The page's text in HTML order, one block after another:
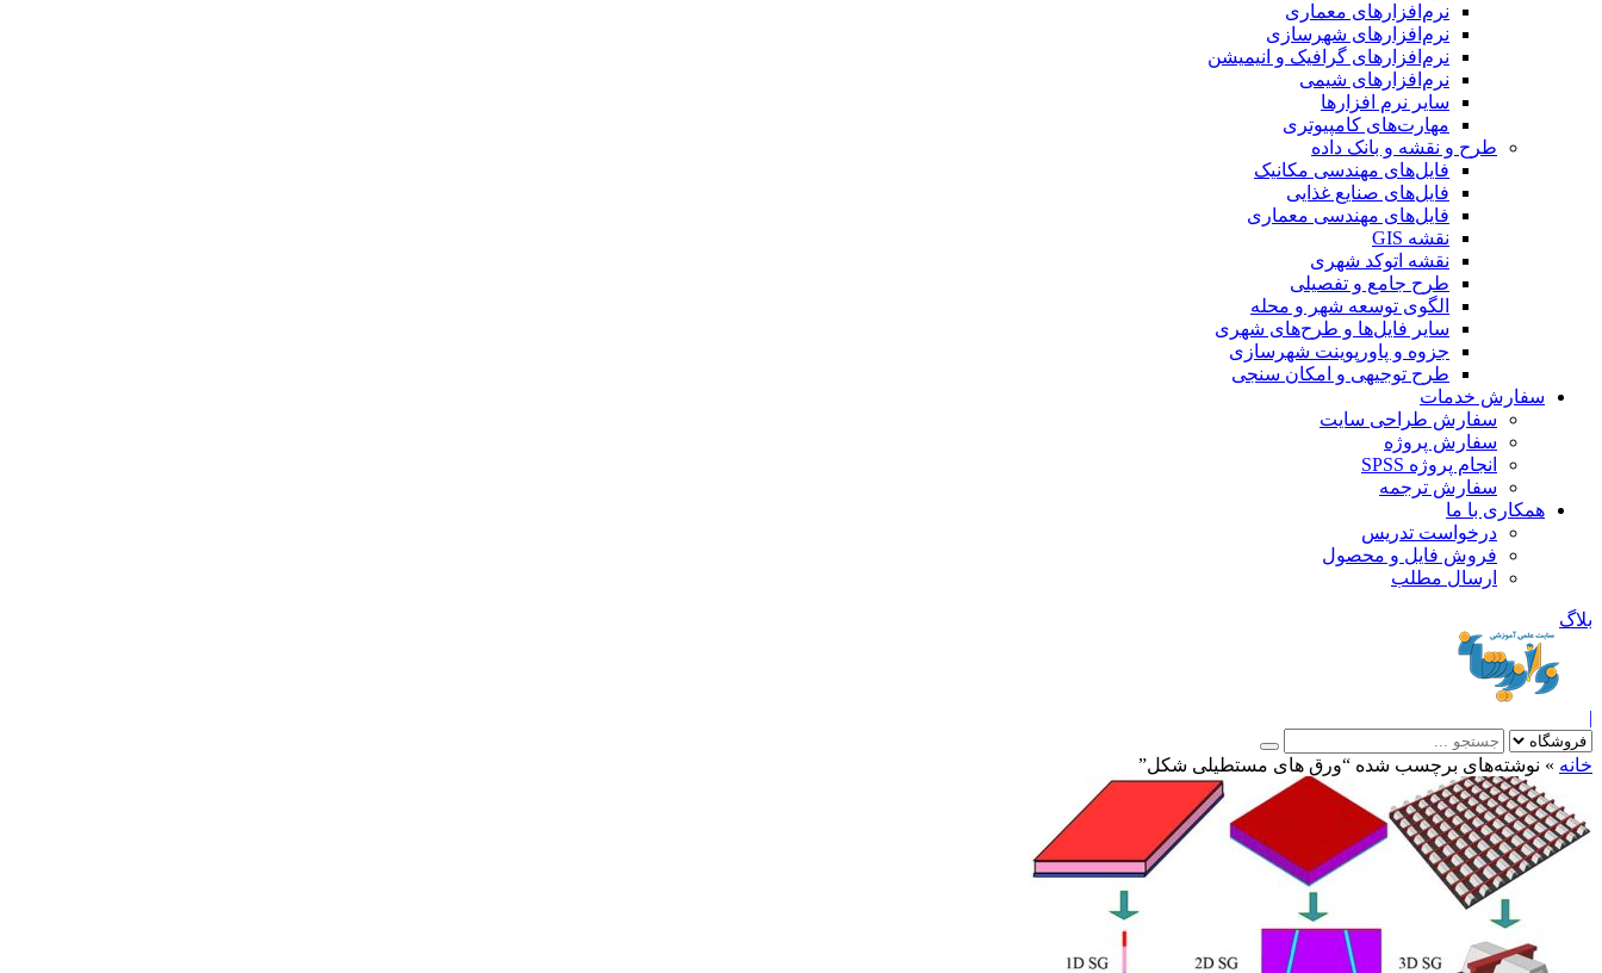
نرم‌افزارهای معماری
نرم‌افزارهای شهرسازی
نرم‌افزارهای گرافیک و انیمیشن
نرم‌افزارهای شیمی
سایر نرم افزارها
مهارت‌های کامپیوتری
طرح و نقشه و بانک داده
فایل‌های مهندسی مکانیک
فایل‌های صنایع غذایی
فایل‌های مهندسی معماری
نقشه GIS
نقشه اتوکد شهری
طرح جامع و تفصیلی
الگوی توسعه شهر و محله
سایر فایل‌ها و طرح‌های شهری
جزوه و پاورپوینت شهرسازی
طرح توجیهی و امکان سنجی
سفارش خدمات
سفارش طراحی سایت
سفارش پروژه
انجام پروژه SPSS
سفارش ترجمه
همکاری با ما
درخواست تدریس
فروش فایل و محصول
ارسال مطلب
بلاگ
|
خانه » نوشته‌های برچسب شده “ورق های مستطیلی شکل”